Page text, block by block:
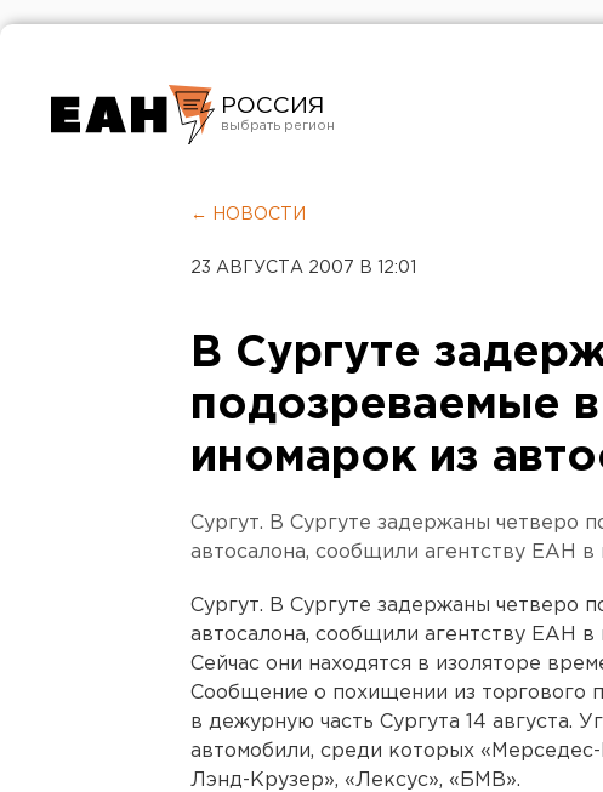
РОССИЯ
Челябинск
← НОВОСТИ
23 АВГУСТА 2007 В 12:01
В Сургуте
подозреваемые
иномарок из
Сургут. В Сургуте задержаны четверо
автосалона, сообщили агентству ЕАН
Сургут. В Сургуте задержаны четверо
автосалона, сообщили агентству ЕАН
Сейчас они находятся в изоляторе
Сообщение о похищении из торгового
в дежурную часть Сургута 14 августа.
автомобили, среди которых
Лэнд-Крузер», «Лексус», «БМВ».